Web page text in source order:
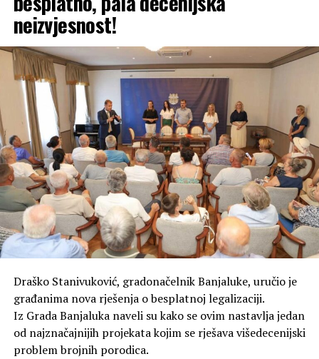
Hill Residence još jednom potvrđuje da zna kako se pravi
nezaboravna zabava – vidimo se 14. avgusta, spremni za
noć koju ćete dugo prepričavati!
neizvjesnost!
Draško Stanivuković, gradonačelnik Banjaluke, uručio je
građanima nova rješenja o besplatnoj legalizaciji.
Iz Grada Banjaluka naveli su kako se ovim nastavlja jedan
od najznačajnijih projekata kojim se rješava višedecenijski
problem brojnih porodica.